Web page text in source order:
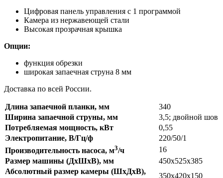
Цифровая панель управления с 1 программой
Камера из нержавеющей стали
Высокая прозрачная крышка
Опции:
функция обрезки
широкая запаечная струна 8 мм
Доставка по всей России.
Длина запаечной планки, мм
340
Ширина запаечной струны, мм
3,5; двойной шов
Потребляемая мощность, кВт
0,55
Электропитание, В/Гц/ф
220/50/1
Производительность насоса, м3/ч
16
Размер машины (ДхШхВ), мм
450х525х385
Абсолютный размер камеры (ШхДхВ),
350х420х150